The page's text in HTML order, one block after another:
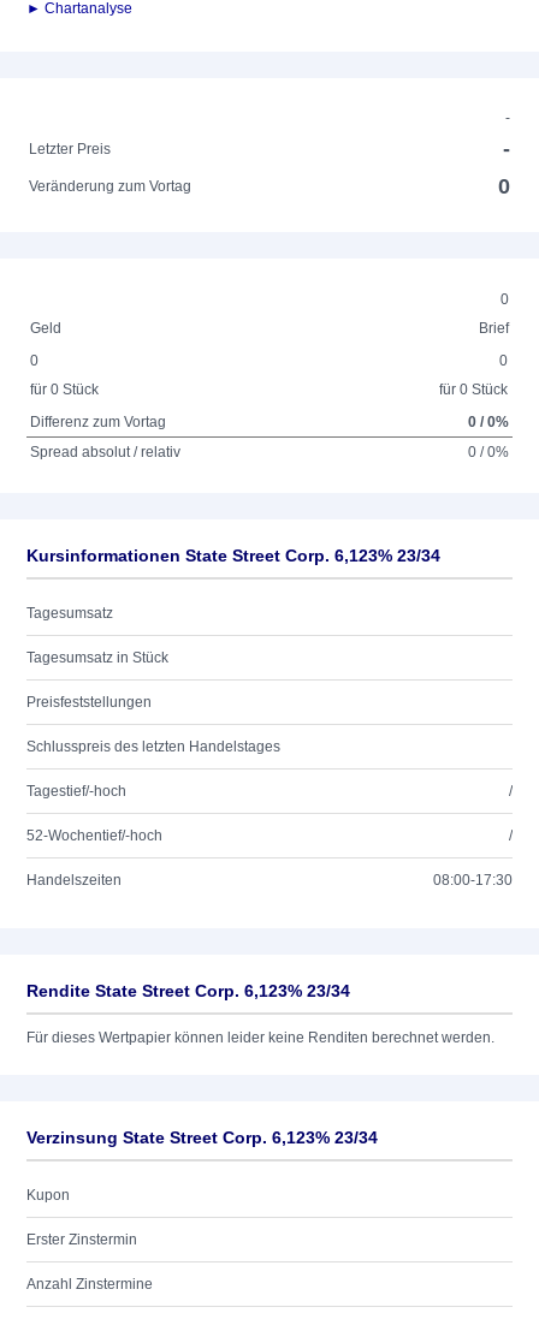
► Chartanalyse
-
Letzter Preis
-
Veränderung zum Vortag 0
0
Geld
Brief
0
für 0 Stück
0
für 0 Stück
Differenz zum Vortag
0 / 0%
Spread absolut / relativ
0 / 0%
Kursinformationen State Street Corp. 6,123% 23/34
Tagesumsatz
Tagesumsatz in Stück
Preisfeststellungen
Schlusspreis des letzten Handelstages
Tagestief/-hoch /
52-Wochentief/-hoch /
Handelszeiten 08:00-17:30
Rendite State Street Corp. 6,123% 23/34
Für dieses Wertpapier können leider keine Renditen berechnet werden.
Verzinsung State Street Corp. 6,123% 23/34
Kupon
Erster Zinstermin
Anzahl Zinstermine